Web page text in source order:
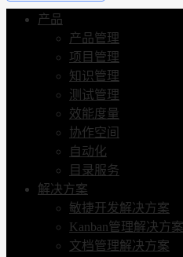
产品
产品管理
项目管理
知识管理
测试管理
效能度量
协作空间
自动化
目录服务
解决方案
敏捷开发解决方案
Kanban管理解决方案
文档管理解决方案